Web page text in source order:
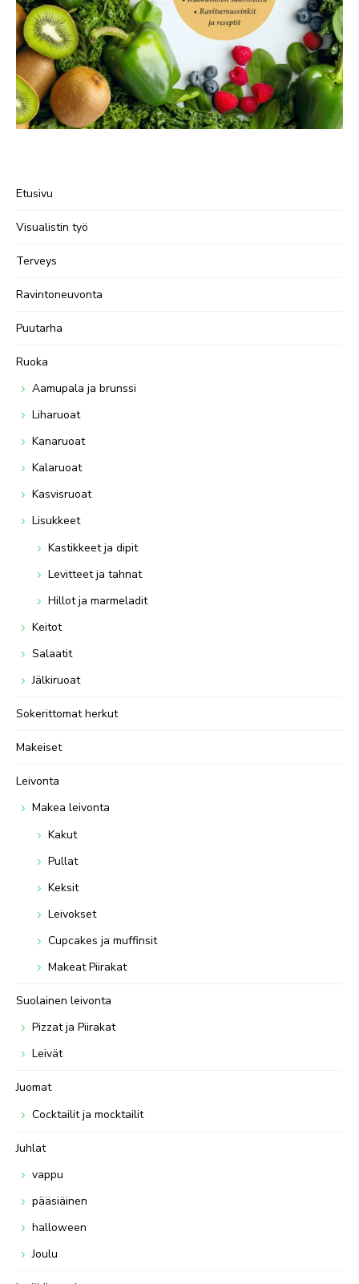
Etusivu
Visualistin työ
Terveys
Ravintoneuvonta
Puutarha
Ruoka
Aamupala ja brunssi
Liharuoat
Kanaruoat
Kalaruoat
Kasvisruoat
Lisukkeet
Kastikkeet ja dipit
Levitteet ja tahnat
Hillot ja marmeladit
Keitot
Salaatit
Jälkiruoat
Sokerittomat herkut
Makeiset
Leivonta
Makea leivonta
Kakut
Pullat
Keksit
Leivokset
Cupcakes ja muffinsit
Makeat Piirakat
Suolainen leivonta
Pizzat ja Piirakat
Leivät
Juomat
Cocktailit ja mocktailit
Juhlat
vappu
pääsiäinen
halloween
Joulu